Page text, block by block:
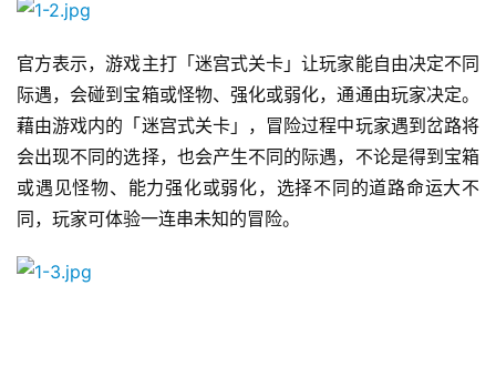
官方表示，游戏主打「迷宫式关卡」让玩家能自由决定不同
际遇，会碰到宝箱或怪物、强化或弱化，通通由玩家决定。
藉由游戏内的「迷宫式关卡」，冒险过程中玩家遇到岔路将
会出现不同的选择，也会产生不同的际遇，不论是得到宝箱
或遇见怪物、能力强化或弱化，选择不同的道路命运大不
同，玩家可体验一连串未知的冒险。